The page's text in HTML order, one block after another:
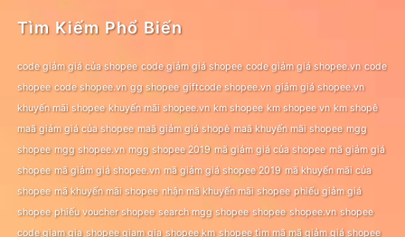
Tìm Kiếm Phổ Biến
code giảm giá của shopee code giảm giá shopee code giảm giá shopee.vn code
shopee code shopee.vn gg shopee giftcode shopee.vn giảm giá shopee.vn
khuyến mãi shopee khuyến mãi shopee.vn km shopee km shopee vn km shopê
maã giảm giá của shopee maã giảm giá shopê maã khuyến mãi shopee mgg
shopee mgg shopee.vn mgg shopee 2019 mã giảm giá của shopee mã giảm giá
shopee mã giảm giá shopee.vn mã giảm giá shopee 2019 mã khuyến mãi của
shopee mã khuyến mãi shopee nhận mã khuyến mãi shopee phiếu giảm giá
shopee phiếu voucher shopee search mgg shopee shopee shopee.vn shopee
code giam gia shopee giam gia shopee km shopee tìm mã mã giảm giá shopee